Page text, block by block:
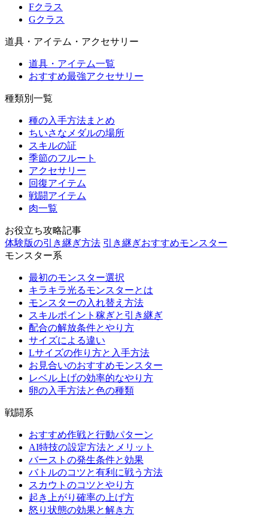
Fクラス
Gクラス
道具・アイテム・アクセサリー
道具・アイテム一覧
おすすめ最強アクセサリー
種類別一覧
種の入手方法まとめ
ちいさなメダルの場所
スキルの証
季節のフルート
アクセサリー
回復アイテム
戦闘アイテム
肉一覧
お役立ち攻略記事
体験版の引き継ぎ方法 引き継ぎおすすめモンスター
モンスター系
最初のモンスター選択
キラキラ光るモンスターとは
モンスターの入れ替え方法
スキルポイント稼ぎと引き継ぎ
配合の解放条件とやり方
サイズによる違い
Lサイズの作り方と入手方法
お見合いのおすすめモンスター
レベル上げの効率的なやり方
卵の入手方法と色の種類
戦闘系
おすすめ作戦と行動パターン
AI特技の設定方法とメリット
バーストの発生条件と効果
バトルのコツと有利に戦う方法
スカウトのコツとやり方
起き上がり確率の上げ方
怒り状態の効果と解き方